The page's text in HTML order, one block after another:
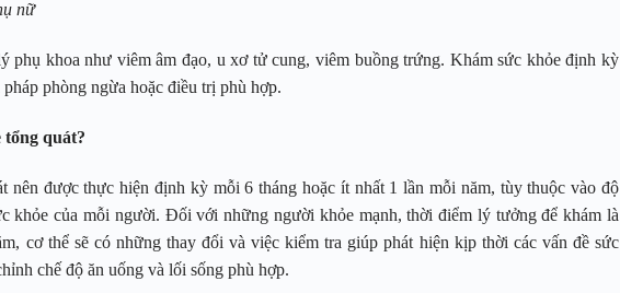
nữ
phụ khoa như viêm âm đạo, u xơ tử cung, viêm buồng trứng. Khám sức khỏe định kỳ
phòng ngừa hoặc điều trị phù hợp.
tổng quát?
nên được thực hiện định kỳ mỗi 6 tháng hoặc ít nhất 1 lần mỗi năm, tùy thuộc vào độ
khỏe của mỗi người. Đối với những người khỏe mạnh, thời điểm lý tưởng để khám là
cơ thể sẽ có những thay đổi và việc kiểm tra giúp phát hiện kịp thời các vấn đề sức
chế độ ăn uống và lối sống phù hợp.